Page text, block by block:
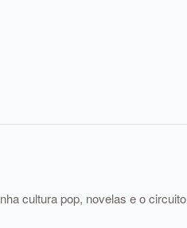
cultura pop, novelas e o circuito